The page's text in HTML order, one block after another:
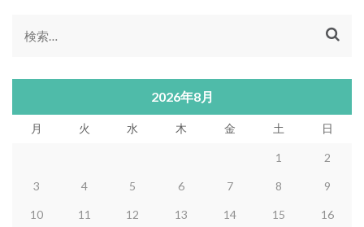
ビ
ゲ
シ
ン
ペ ペ
検
2026年8月
月 火 水 木 金 土 日
1 2
3 4 5 6 7 8 9
10 11 12 13 14 15 16